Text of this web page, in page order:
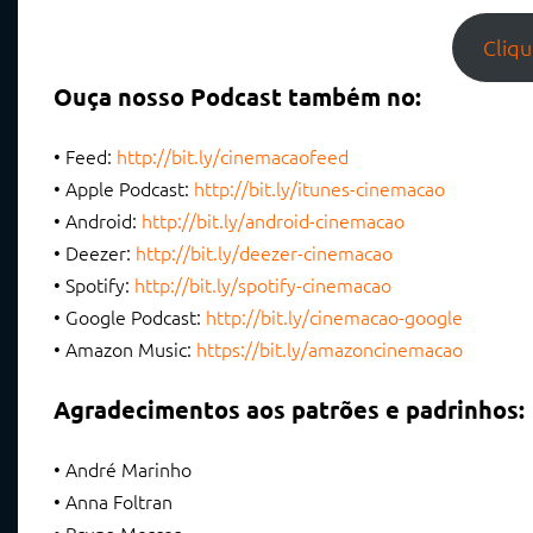
Ouça nosso Podcast também no:
• Feed: http://bit.ly/cinemacaofeed
• Apple Podcast: http://bit.ly/itunes-cinemacao
• Android: http://bit.ly/android-cinemacao
• Deezer: http://bit.ly/deezer-cinemacao
• Spotify: http://bit.ly/spotify-cinemacao
• Google Podcast: http://bit.ly/cinemacao-google
• Amazon Music: https://bit.ly/amazoncinemacao
Agradecimentos aos patrões e padrinhos:
• André Marinho
• Anna Foltran